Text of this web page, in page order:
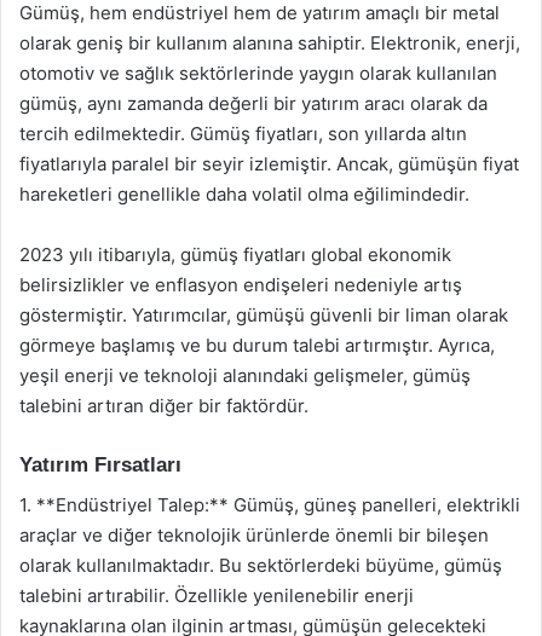
Gümüş, hem endüstriyel hem de yatırım amaçlı bir metal
olarak geniş bir kullanım alanına sahiptir. Elektronik, enerji,
otomotiv ve sağlık sektörlerinde yaygın olarak kullanılan
gümüş, aynı zamanda değerli bir yatırım aracı olarak da
tercih edilmektedir. Gümüş fiyatları, son yıllarda altın
fiyatlarıyla paralel bir seyir izlemiştir. Ancak, gümüşün fiyat
hareketleri genellikle daha volatil olma eğilimindedir.
2023 yılı itibarıyla, gümüş fiyatları global ekonomik
belirsizlikler ve enflasyon endişeleri nedeniyle artış
göstermiştir. Yatırımcılar, gümüşü güvenli bir liman olarak
görmeye başlamış ve bu durum talebi artırmıştır. Ayrıca,
yeşil enerji ve teknoloji alanındaki gelişmeler, gümüş
talebini artıran diğer bir faktördür.
Yatırım Fırsatları
1. **Endüstriyel Talep:** Gümüş, güneş panelleri, elektrikli
araçlar ve diğer teknolojik ürünlerde önemli bir bileşen
olarak kullanılmaktadır. Bu sektörlerdeki büyüme, gümüş
talebini artırabilir. Özellikle yenilenebilir enerji
kaynaklarına olan ilginin artması, gümüşün gelecekteki